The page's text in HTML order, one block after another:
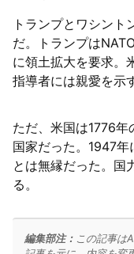
トランプとワシン
だ。トランプは
に領土拡大を要求。
指導者には親愛を示
ただ、米国は1776
国家だった。1947
とは無縁だった。国
る。
編集部注： この記事は